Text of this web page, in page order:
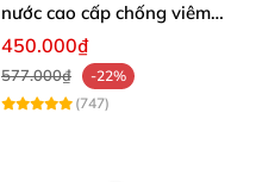
nước cao cấp chống viêm
nhiễm vùng kín
450.000₫
577.000₫
-22%
(747)